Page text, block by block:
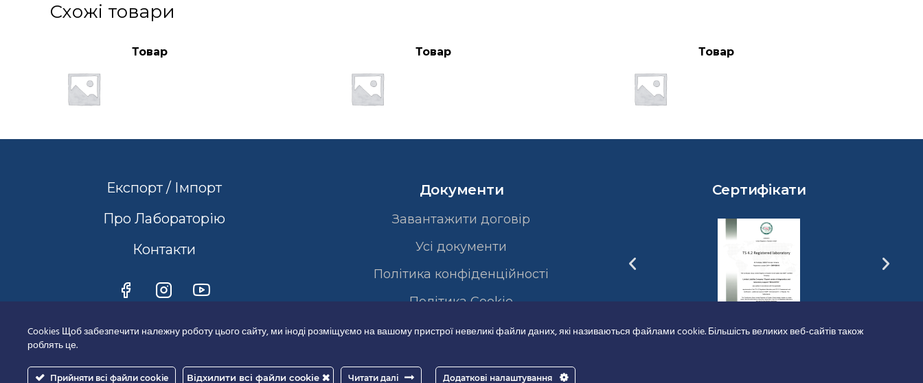
Схожі товари
Товар Товар Товар
Експорт / Імпорт
Про Лабораторію
Контакти
Документи
Завантажити договір
Усі документи
Політика конфіденційності
Полiтика Cookie
Сертифікати
Cookies Щоб забезпечити належну роботу цього сайту, ми іноді розміщуємо на вашому пристрої невеликі файли даних, які називаються файлами cookie. Більшість великих веб-сайтів також
роблять це.
Прийняти всі файли cookie Відхилити всі файли cookie Читати далі Додаткові налаштування